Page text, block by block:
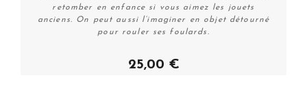
Acheter
retomber en enfance si vous aimez les jouets
anciens. On peut aussi l’imaginer en objet détourné
pour rouler ses foulards.
25,00 €